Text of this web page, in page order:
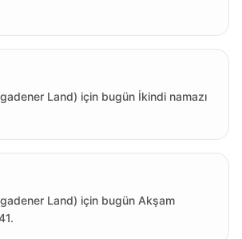
Land) için bugün İkindi namazı
Land) için bugün Akşam